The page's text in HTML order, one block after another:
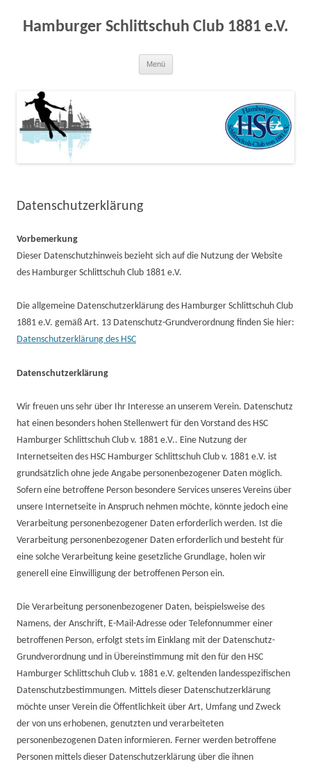
springen
Hamburger Schlittschuh Club 1881 e.V.
Menü
Datenschutzerklärung
Vorbemerkung
Dieser Datenschutzhinweis bezieht sich auf die Nutzung der Website
des Hamburger Schlittschuh Club 1881 e.V.
Die allgemeine Datenschutzerklärung des Hamburger Schlittschuh Club
1881 e.V. gemäß Art. 13 Datenschutz-Grundverordnung finden Sie hier:
Datenschutzerklärung des HSC
Datenschutzerklärung
Wir freuen uns sehr über Ihr Interesse an unserem Verein. Datenschutz
hat einen besonders hohen Stellenwert für den Vorstand des HSC
Hamburger Schlittschuh Club v. 1881 e.V.. Eine Nutzung der
Internetseiten des HSC Hamburger Schlittschuh Club v. 1881 e.V. ist
grundsätzlich ohne jede Angabe personenbezogener Daten möglich.
Sofern eine betroffene Person besondere Services unseres Vereins über
unsere Internetseite in Anspruch nehmen möchte, könnte jedoch eine
Verarbeitung personenbezogener Daten erforderlich werden. Ist die
Verarbeitung personenbezogener Daten erforderlich und besteht für
eine solche Verarbeitung keine gesetzliche Grundlage, holen wir
generell eine Einwilligung der betroffenen Person ein.
Die Verarbeitung personenbezogener Daten, beispielsweise des
Namens, der Anschrift, E-Mail-Adresse oder Telefonnummer einer
betroffenen Person, erfolgt stets im Einklang mit der Datenschutz-
Grundverordnung und in Übereinstimmung mit den für den HSC
Hamburger Schlittschuh Club v. 1881 e.V. geltenden landesspezifischen
Datenschutzbestimmungen. Mittels dieser Datenschutzerklärung
möchte unser Verein die Öffentlichkeit über Art, Umfang und Zweck
der von uns erhobenen, genutzten und verarbeiteten
personenbezogenen Daten informieren. Ferner werden betroffene
Personen mittels dieser Datenschutzerklärung über die ihnen